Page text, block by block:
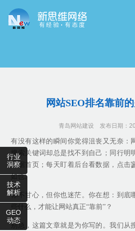
网站SEO排名靠前
青岛网站建设 发布日期：
有没有这样的瞬间你觉得沮丧又无奈：
搜索关键词却总是找不到自己；同行明
占据首页；每天盯着后台看数据，点击
如也。
你不甘心，但你也迷茫。你在想：到底
些什么，才能让网站真正“靠前”？
别急，这篇文章就是为你写的。我们从
行业
洞察
技术
解析
GEO
动态